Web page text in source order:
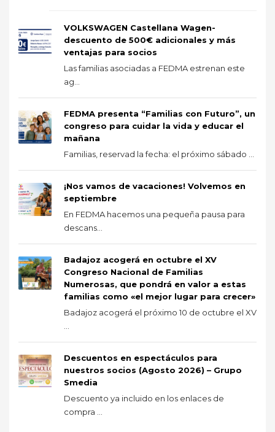
VOLKSWAGEN Castellana Wagen-
descuento de 500€ adicionales y más
ventajas para socios
Las familias asociadas a FEDMA estrenan este
ag...
FEDMA presenta “Familias con Futuro”, un
congreso para cuidar la vida y educar el
mañana
Familias, reservad la fecha: el próximo sábado ...
¡Nos vamos de vacaciones! Volvemos en
septiembre
En FEDMA hacemos una pequeña pausa para
descans...
Badajoz acogerá en octubre el XV
Congreso Nacional de Familias
Numerosas, que pondrá en valor a estas
familias como «el mejor lugar para crecer»
Badajoz acogerá el próximo 10 de octubre el XV
Descuentos en espectáculos para
nuestros socios (Agosto 2026) – Grupo
Smedia
Descuento ya incluido en los enlaces de
compra ...